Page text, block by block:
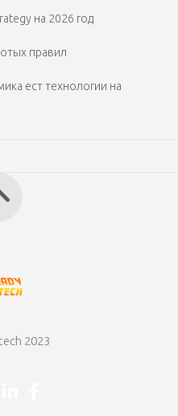
на 2026 год
правил
ест технологии на
2023